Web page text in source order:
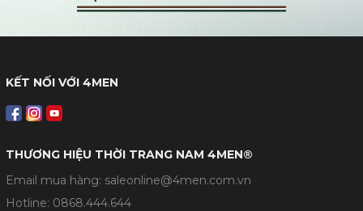
KẾT NỐI VỚI 4MEN
THƯƠNG HIỆU THỜI TRANG NAM 4MEN®
Email mua hàng: saleonline@4men.com.vn
Hotline: 0868.444.644